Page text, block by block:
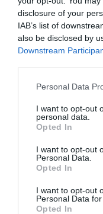
disclosure of your
IAB’s list of
also be disclosed by
Downstream
Personal Data
I want to opt-out
personal data.
Opted In
I want to opt-out
Personal Data.
Opted In
I want to opt-out
Personal Data
Opted In